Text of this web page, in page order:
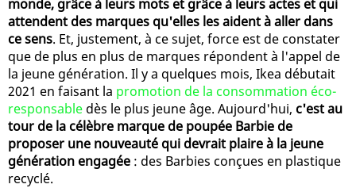
monde, grâce à leurs mots et grâce à leurs actes et qui
attendent des marques qu'elles les aident à aller dans
ce sens. Et, justement, à ce sujet, force est de constater
que de plus en plus de marques répondent à l'appel de
la jeune génération. Il y a quelques mois, Ikea débutait
2021 en faisant la promotion de la consommation éco-
responsable dès le plus jeune âge. Aujourd'hui, c'est au
tour de la célèbre marque de poupée Barbie de
proposer une nouveauté qui devrait plaire à la jeune
génération engagée : des Barbies conçues en plastique
recyclé.